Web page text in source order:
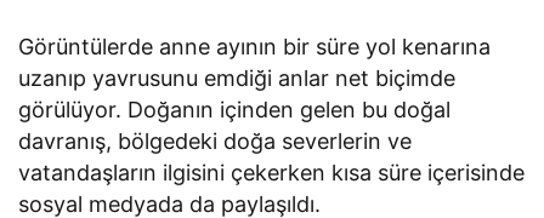
Görüntülerde anne ayının bir süre yol kenarına
uzanıp yavrusunu emdiği anlar net biçimde
görülüyor. Doğanın içinden gelen bu doğal
davranış, bölgedeki doğa severlerin ve
vatandaşların ilgisini çekerken kısa süre içerisinde
sosyal medyada da paylaşıldı.